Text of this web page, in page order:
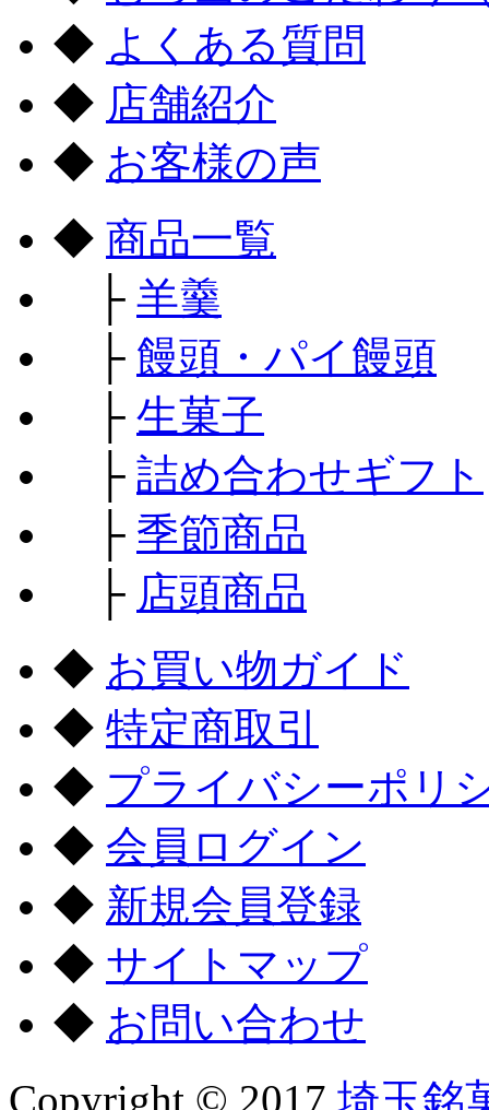
◆ よくある質問
◆ 店舗紹介
◆ お客様の声
◆ 商品一覧
├ 羊羹
├ 饅頭・パイ饅頭
├ 生菓子
├ 詰め合わせギフト
├ 季節商品
├ 店頭商品
◆ お買い物ガイド
◆ 特定商取引
◆ プライバシーポリ
◆ 会員ログイン
◆ 新規会員登録
◆ サイトマップ
◆ お問い合わせ
Copyright © 2017 埼玉銘